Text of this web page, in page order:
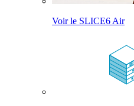
Voir le SLICE6 Air